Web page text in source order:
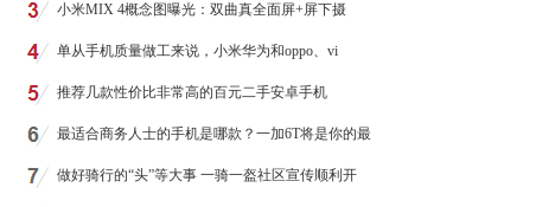
小米MIX 4概念图曝光：双曲真全面屏+屏下摄
单从手机质量做工来说，小米华为和oppo、vi
推荐几款性价比非常高的百元二手安卓手机
最适合商务人士的手机是哪款？一加6T将是你的最
做好骑行的“头”等大事 一骑一盔社区宣传顺利开